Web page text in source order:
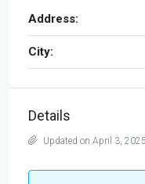
Address:
City:
Details
Updated on April 3,